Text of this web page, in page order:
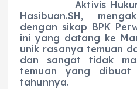
Aktivis Hukum
Hasibuan.SH,
dengan sikap BPK
ini yang datang ke
unik rasanya temuan
dan sangat tidak
temuan yang dibuat
tahunnya.